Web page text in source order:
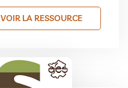
VOIR LA RESSOURCE